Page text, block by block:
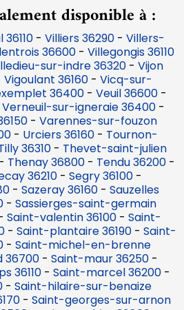
disponible à :
36110 - Villiers 36290 - Villers-
36600 - Villegongis 36110
sur-indre 36320 - Vijon
Vigoulant 36160 - Vicq-sur-
36400 - Veuil 36600 -
Verneuil-sur-igneraie 36400 -
- Varennes-sur-fouzon
- Urciers 36160 - Tournon-
36310 - Thevet-saint-julien
- Thenay 36800 - Tendu 36200 -
36210 - Segry 36100 -
- Sazeray 36160 - Sauzelles
- Sassierges-saint-germain
Saint-valentin 36100 - Saint-
- Saint-plantaire 36190 - Saint-
- Saint-michel-en-brenne
36700 - Saint-maur 36250 -
36110 - Saint-marcel 36200 -
- Saint-hilaire-sur-benaize
- Saint-georges-sur-arnon